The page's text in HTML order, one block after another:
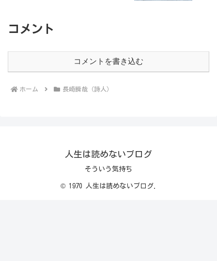
コメント
コメントを書き込む
ホーム 長崎瞬哉（詩人）
人生は読めないブログ
そういう気持ち
© 1970 人生は読めないブログ.